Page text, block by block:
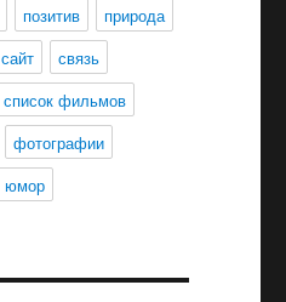
позитив
природа
сайт
связь
список фильмов
фотографии
юмор